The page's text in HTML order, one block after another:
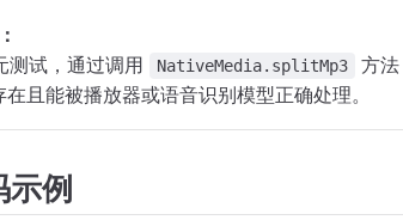
试，通过调用
NativeMedia.splitMp3
方
且能被播放器或语音识别模型正确处理。
示例